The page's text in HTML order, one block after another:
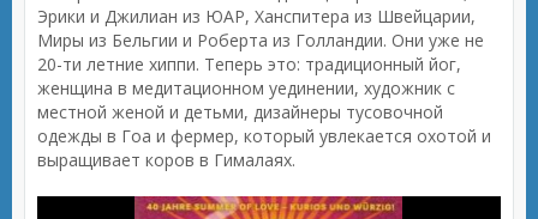
Эрики и Джилиан из ЮАР, Ханспитера из Швейцарии,
Миры из Бельгии и Роберта из Голландии. Они уже не
20-ти летние хиппи. Теперь это: традиционный йог,
женщина в медитационном уединении, художник с
местной женой и детьми, дизайнеры тусовочной
одежды в Гоа и фермер, который увлекается охотой и
выращивает коров в Гималаях.